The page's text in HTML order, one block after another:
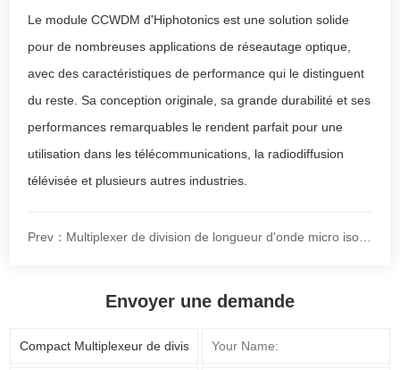
Le module CCWDM d'Hiphotonics est une solution solide
pour de nombreuses applications de réseautage optique,
avec des caractéristiques de performance qui le distinguent
du reste. Sa conception originale, sa grande durabilité et ses
performances remarquables le rendent parfait pour une
utilisation dans les télécommunications, la radiodiffusion
télévisée et plusieurs autres industries.
Envoyer une demande